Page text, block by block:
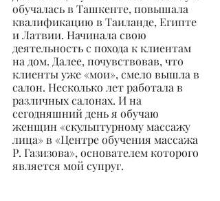
обучалась в Ташкенте, повышала
квалификацию в Таиланде, Египте
и Латвии. Начинала свою
деятельность с похода к клиентам
на дом. Далее, почувствовав, что
клиенты уже «мои», смело вышла в
салон. Несколько лет работала в
различных салонах. И на
сегодняшний день я обучаю
женщин «скульптурному массажу
лица» в «Центре обучения массажа
Р. Газизова», основателем которого
является мой супруг.